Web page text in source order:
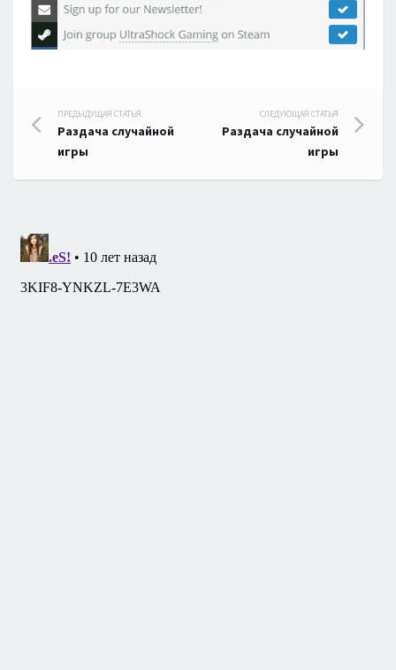
Навигация
по
записям
ПРЕДЫДУЩАЯ СТАТЬЯ
Раздача случайной
игры
СЛЕДУЮЩАЯ СТАТЬЯ
Раздача случайной
игры